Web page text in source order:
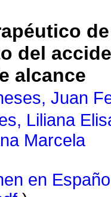
del
alcance
Juan
Liliana
Marcela
en